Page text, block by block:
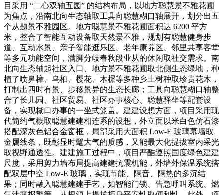
目采用 “二心双轴五园” 的结构布局，以地方聪慧景不雅花圃
为焦点，沿南北向生态轴取工具向聪慧糊口轴展开，划分出五
个从题景不雅园区。地方聪慧景不雅花圃面积达 6200 平方
米，整合了智能互动设备取天然景不雅，规划有聪慧健身步
道、互动水景、亲子智能逛乐区、老年康养区、邻里共享客堂
等多元功能空间，满脚分歧春秋段业从的休闲取社交需求。南
北向生态轴起社区入口、地方景不雅花圃取北侧生态绿地，种
植了喷鼻樟、乌桕、樱花、木樨等多种乡土树种取珍贵花木，
打制出四时有景、步移景异的生态长廊；工具向聪慧糊口轴整
合了长儿园、社区贸易、社区办事核心、聪慧驿坐等配套设
备，实现糊口办事的一坐式笼盖。建建设想方面，项目采用现
代简约气概取聪慧建建相连系的设想，外立面以米白色仿石漆
搭配深灰色铝合金窗框，局部采用大面积 Low-E 玻璃幕墙取
金属线条，既彰显时髦大气的质感，又能最大化提拔室内采光
取视野通透性。建建施工过程中，项目严酷遵照国度绿色建建
尺度，采用剪力墙布局提高建建抗震机能，外墙外保温系统搭
配双层中空 Low-E 玻璃，实现节能、隔音、隔热的多沉结
果；同时融入聪慧建建手艺，如智能门锁、告急呼叫系统、燃